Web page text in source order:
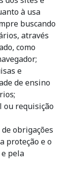
à usa
buscando
através
como
e
de ensino
ou requisição
obrigações
proteção e o
pela